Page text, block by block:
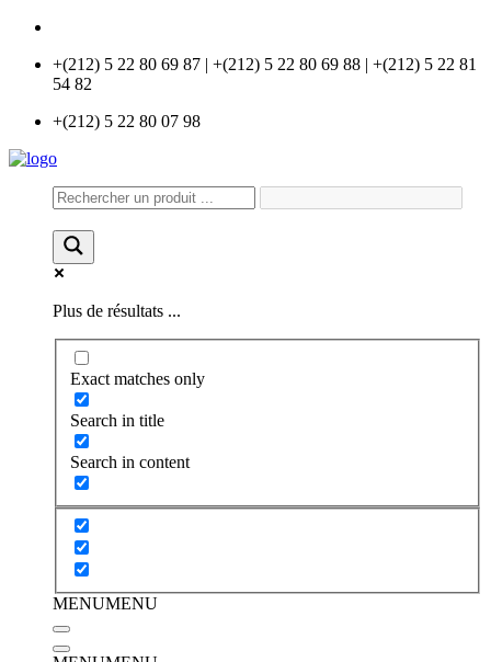
+(212) 5 22 80 69 87 | +(212) 5 22 80 69 88 | +(212) 5 22 81
54 82
+(212) 5 22 80 07 98
Plus de résultats ...
Exact matches only
Search in title
Search in content
MENUMENU